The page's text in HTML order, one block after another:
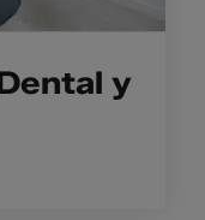
y